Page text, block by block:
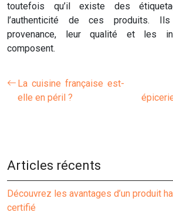
toutefois qu’il existe des
l’authenticité de ces produits.
provenance, leur qualité et les
composent.
La cuisine française est-
elle en péril ?
Articles récents
Découvrez les avantages d’un produit
certifié